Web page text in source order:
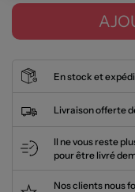
En stock et
Livraison offerte
Il ne vous reste
pour être livré
Nos clients nous